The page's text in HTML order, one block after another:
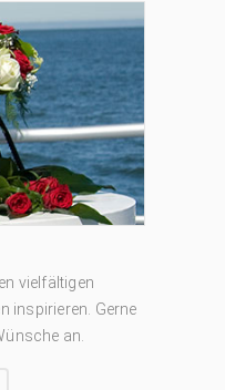
vielfältigen
inspirieren. Gerne
an.